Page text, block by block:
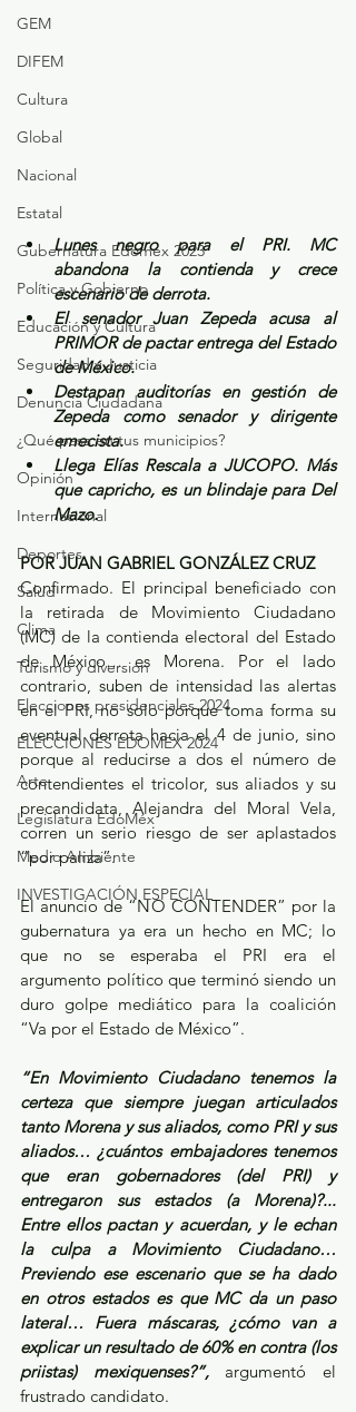
GEM
DIFEM
Cultura
Global
Nacional
Estatal
Gubernatura Edoméx 2023
Política y Gobierno
Educación y Cultura
Seguridad y Justicia
Denuncia Ciudadana
¿Qué pasa en tus municipios?
Opinión
Internacional
Deportes
Salud
Clima
Turismo y diversión
Elecciones presidenciales 2024
ELECCIONES EDOMEX 2024
Arte
Legislatura EdoMéx
Medio Ambiente
INVESTIGACIÓN ESPECIAL
Lunes negro para el PRI. MC
abandona la contienda y crece
escenario de derrota.
El senador Juan Zepeda acusa al
PRIMOR de pactar entrega del Estado
de México.
Destapan auditorías en gestión de
Zepeda como senador y dirigente
emecista.
Llega Elías Rescala a JUCOPO. Más
que capricho, es un blindaje para Del
Mazo.
POR JUAN GABRIEL GONZÁLEZ CRUZ
Confirmado. El principal beneficiado con
la retirada de Movimiento Ciudadano
(MC) de la contienda electoral del Estado
de México… es Morena. Por el lado
contrario, suben de intensidad las alertas
en el PRI, no solo porque toma forma su
eventual derrota hacia el 4 de junio, sino
porque al reducirse a dos el número de
contendientes el tricolor, sus aliados y su
precandidata, Alejandra del Moral Vela,
corren un serio riesgo de ser aplastados
“por paliza”.
El anuncio de “NO CONTENDER” por la
gubernatura ya era un hecho en MC; lo
que no se esperaba el PRI era el
argumento político que terminó siendo un
duro golpe mediático para la coalición
“Va por el Estado de México”.
“En Movimiento Ciudadano tenemos la
certeza que siempre juegan articulados
tanto Morena y sus aliados, como PRI y sus
aliados… ¿cuántos embajadores tenemos
que eran gobernadores (del PRI) y
entregaron sus estados (a Morena)?...
Entre ellos pactan y acuerdan, y le echan
la culpa a Movimiento Ciudadano…
Previendo ese escenario que se ha dado
en otros estados es que MC da un paso
lateral… Fuera máscaras, ¿cómo van a
explicar un resultado de 60% en contra (los
priistas) mexiquenses?”, argumentó el
frustrado candidato.